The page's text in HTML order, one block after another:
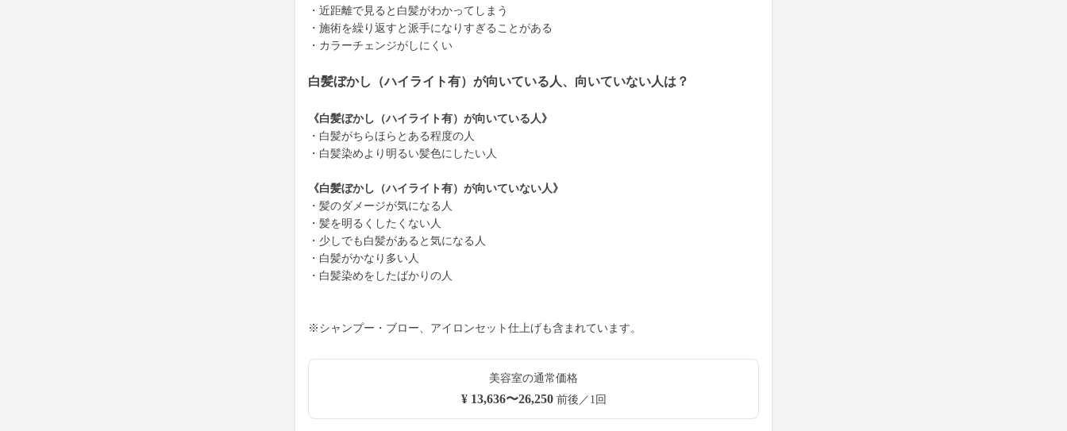
・近距離で見ると白髪がわかってしまう
・施術を繰り返すと派手になりすぎることがある
・カラーチェンジがしにくい
白髪ぼかし（ハイライト有）が向いている人、向いていない人は？
《白髪ぼかし（ハイライト有）が向いている人》
・白髪がちらほらとある程度の人
・白髪染めより明るい髪色にしたい人
《白髪ぼかし（ハイライト有）が向いていない人》
・髪のダメージが気になる人
・髪を明るくしたくない人
・少しでも白髪があると気になる人
・白髪がかなり多い人
・白髪染めをしたばかりの人
※シャンプー・ブロー、アイロンセット仕上げも含まれています。
美容室の通常価格
¥ 13,636〜26,250前後／1回